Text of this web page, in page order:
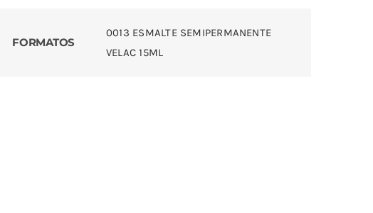
FORMATOS
0013 ESMALTE SEMIPERMANENTE
VELAC 15ML